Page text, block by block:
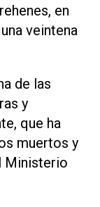
en
veintena
de las
y
que ha
muertos y
Ministerio